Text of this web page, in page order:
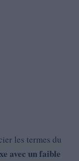
les termes du
avec un faible